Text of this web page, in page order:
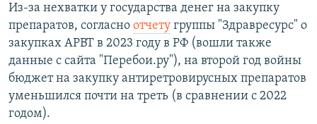
Из-за нехватки у государства денег на закупку
препаратов, согласно отчету группы "Здравресурс" о
закупках АРВТ в 2023 году в РФ (вошли также
данные с сайта "Перебои.ру"), на второй год войны
бюджет на закупку антиретровирусных препаратов
уменьшился почти на треть (в сравнении с 2022
годом).